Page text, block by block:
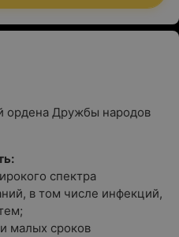
ордена Дружбы народов
спектра
в том числе инфекций,
малых сроков